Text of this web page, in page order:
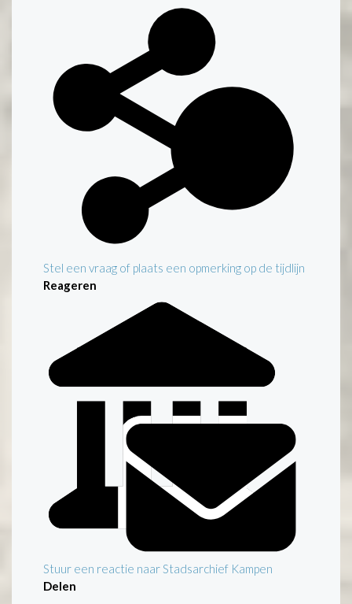
Stel een vraag of plaats een opmerking op de tijdlijn
Reageren
Stuur een reactie naar Stadsarchief Kampen
Delen